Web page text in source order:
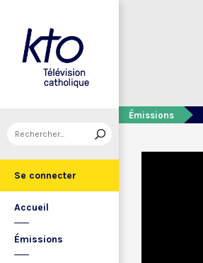
Se connecter
Accueil
Émissions
Émissions